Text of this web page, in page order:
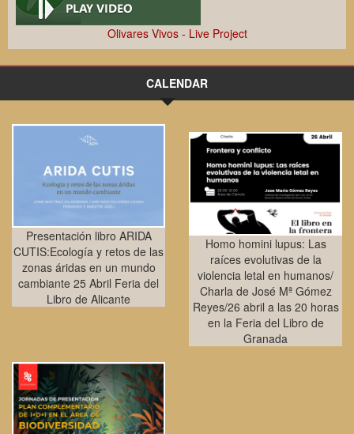
Regeneración sostenible de agua residual urbana y
reutilización en riego agrícola
XVIII Jornadas Científicas de la EEZA
Olivares Vivos - Live Project
CALENDAR
Presentación libro ARIDA
CUTIS:Ecología y retos de las
zonas áridas en un mundo
cambiante 25 Abril Feria del
Libro de Alicante
Homo homini lupus: Las
raíces evolutivas de la
violencia letal en humanos/
Charla de José Mª Gómez
Reyes/26 abril a las 20 horas
en la Feria del Libro de
Granada